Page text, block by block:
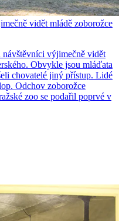
vidět mládě zoborožce
výjimečně vidět
Obvykle jsou mláďata
chovatelé jiný přístup. Lidé
Odchov zoborožce
zoo se podařil poprvé v